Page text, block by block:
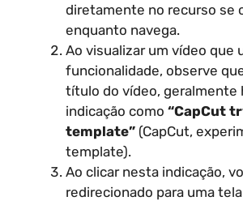
diretamente no recurso se
enquanto navega.
Ao visualizar um vídeo que
funcionalidade, observe
título do vídeo, geralmente
indicação como “CapCut
template” (CapCut,
template).
Ao clicar nesta indicação,
redirecionado para uma